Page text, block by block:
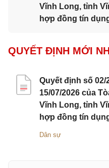
Vĩnh Long, tỉnh
hợp đồng tín
QUYẾT ĐỊNH MỚI
Quyết định số 02/
15/07/2026 của
Vĩnh Long, tỉnh
hợp đồng tín
Dân sự